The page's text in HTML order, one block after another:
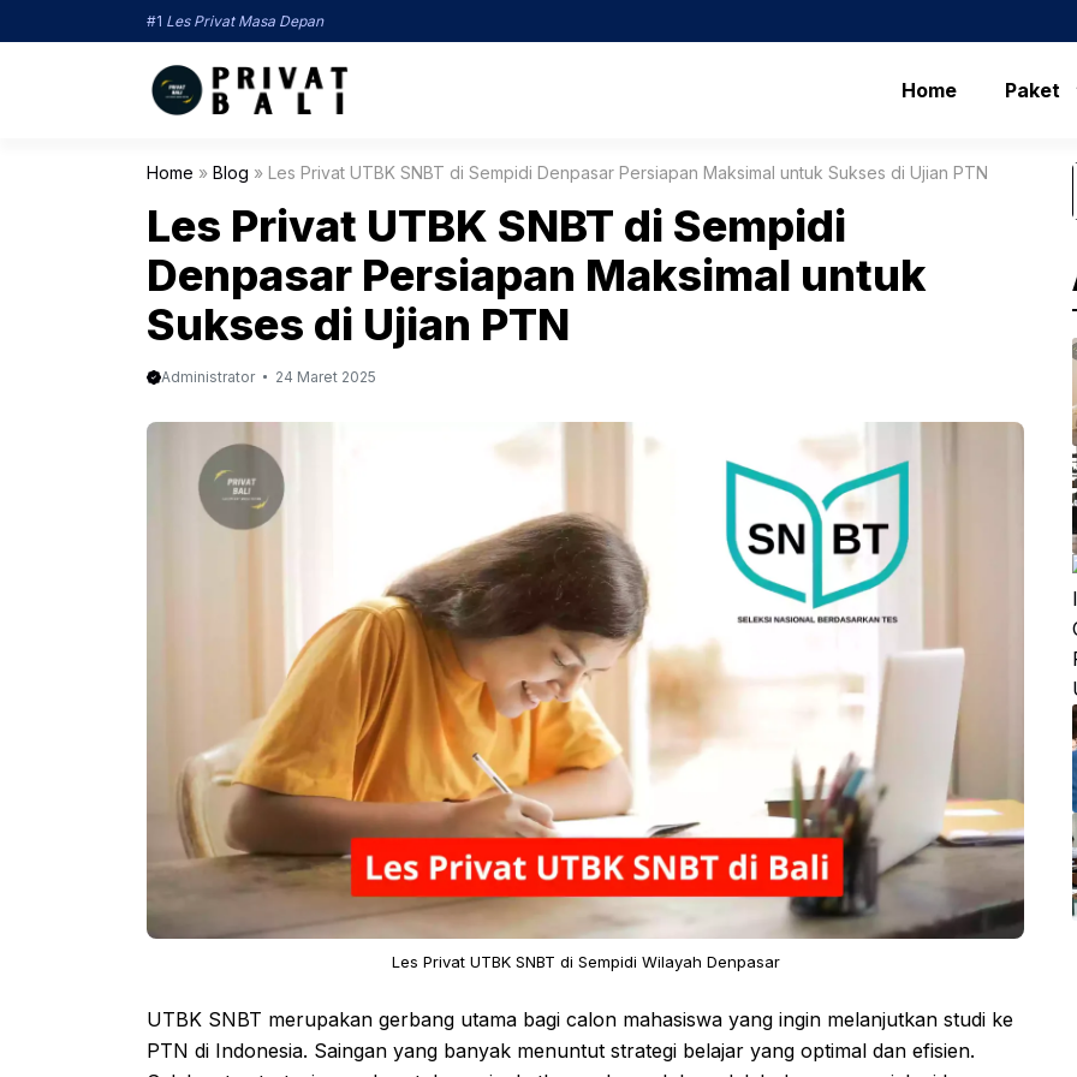
ke
#1 Les Privat Masa Depan
Home Paket
Home » Blog » Les Privat UTBK SNBT di Sempidi Denpasar Persiapan Maksimal untuk Sukses di Ujian PTN
Les Privat UTBK SNBT di Sempidi
Denpasar Persiapan Maksimal untuk
Sukses di Ujian PTN
Administrator 24 Maret 2025
Les Privat UTBK SNBT di Sempidi Wilayah Denpasar
UTBK SNBT merupakan gerbang utama bagi calon mahasiswa yang ingin melanjutkan studi ke
PTN di Indonesia. Saingan yang banyak menuntut strategi belajar yang optimal dan efisien.